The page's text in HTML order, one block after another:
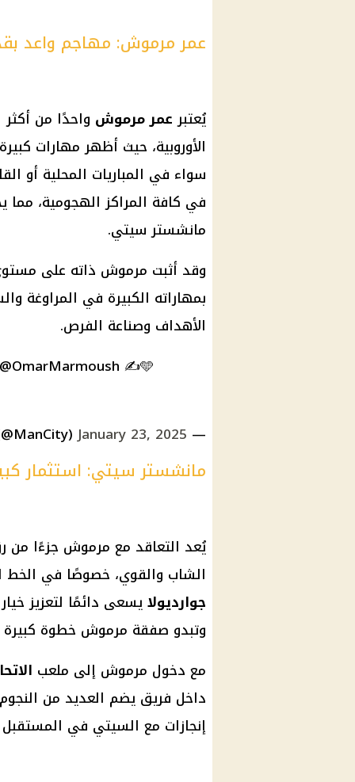
عمر مرموش: مهاجم واعد
يُعتبرعمر مرموش واحدًا من
الأوروبية، حيث أظهر مهارات
سواء في المباريات المحلية أو
في كافة المراكز الهجومية،
مانشستر سيتي.
وقد أثبت مرموش ذاته على مستوى
بمهاراته الكبيرة في المراوغة
الأهداف وصناعة الفرص.
@OmarMarmoush ✍️🩵
— Manchester City (@ManCity)
January 23, 2025
مانشستر سيتي: استثمار
يُعد التعاقد مع مرموش جزءًا من
الشاب والقوي، خصوصًا في الخط
جوارديولايسعى دائمًا لتعزيز
وتبدو صفقة مرموش خطوة كبيرة
مع دخول مرموش إلى ملعب
داخل فريق يضم العديد من
إنجازات مع السيتي في المستقبل